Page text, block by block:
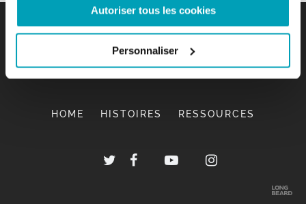
Autoriser tous les cookies
Personnaliser
HOME HISTOIRES RESSOURCES